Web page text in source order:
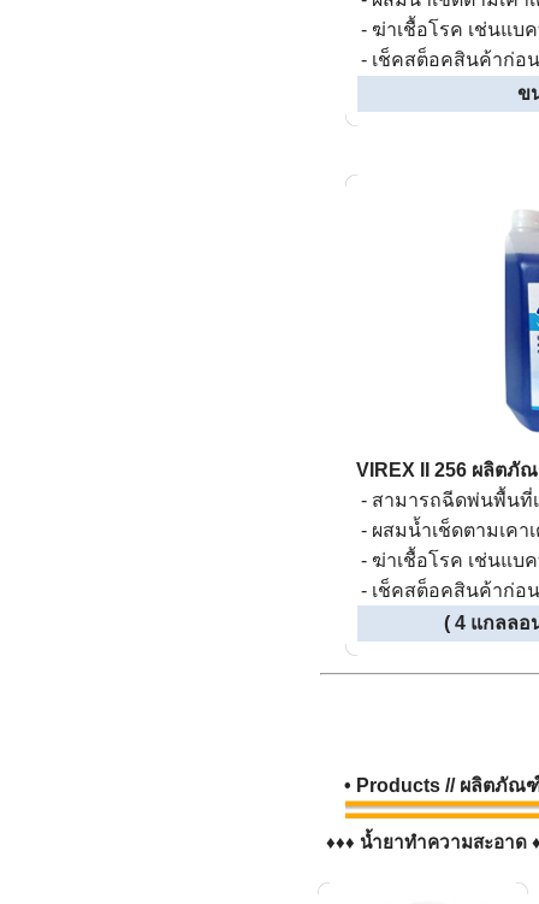
- ฆ่าเชื้อโรค เช่นแบค
- เช็คสต็อคสินค้าก่อ
ข
VIREX II 256 ผลิตภั
- สามารถฉีดพ่นพื้นที่
- ผสมน้ำเช็ดตามเค
- ฆ่าเชื้อโรค เช่นแบ
- เช็คสต็อคสินค้าก่อ
( 4 แกลลอ
• Products // ผลิตภัณ
♦♦♦ น้ำยาทำความสะอาด